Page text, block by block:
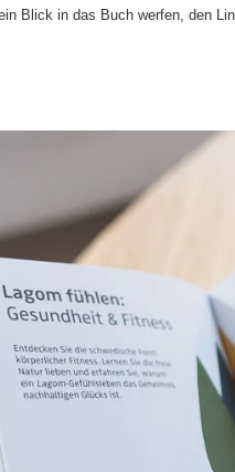
Blick in das Buch werfen, den